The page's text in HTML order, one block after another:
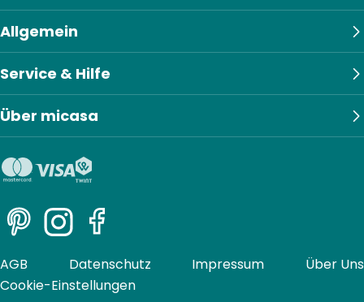
Allgemein
Service & Hilfe
Über micasa
PinterestInstagramFacebook
AGB Datenschutz Impressum
Über Uns
Cookie-Einstellungen